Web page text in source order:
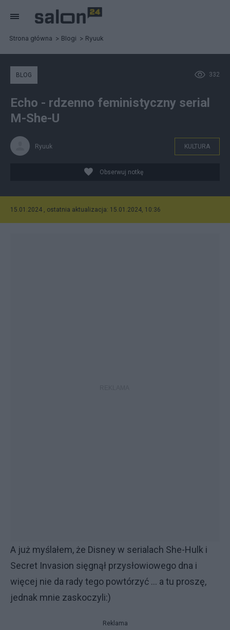
Strona główna Blogi Ryuuk
332
BLOG
Echo - rdzenno feministyczny serial
M-She-U
Ryuuk KULTURA
Obserwuj notkę
15.01.2024 , ostatnia aktualizacja: 15.01.2024, 10:36
A już myślałem, że Disney w serialach She-Hulk i
Secret Invasion sięgnął przysłowiowego dna i
więcej nie da rady tego powtórzyć ... a tu proszę,
jednak mnie zaskoczyli:)
Reklama